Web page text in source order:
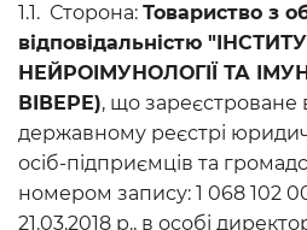
1.1. Сторона: Товариство з
відповідальністю
НЕЙРОІМУНОЛОГІЇ ТА
ВІВЕРЕ), що
державному реєстрі
осіб-підприємців та
номером запису: 1 068 102
21.03.2018 р., в особі